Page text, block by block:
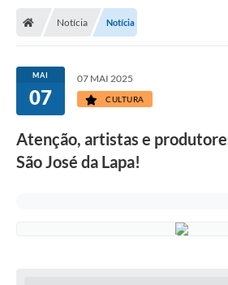
Notícia Notícia
MAI
07
07 MAI 2025
CULTURA
Atenção, artistas e
São José da Lapa!